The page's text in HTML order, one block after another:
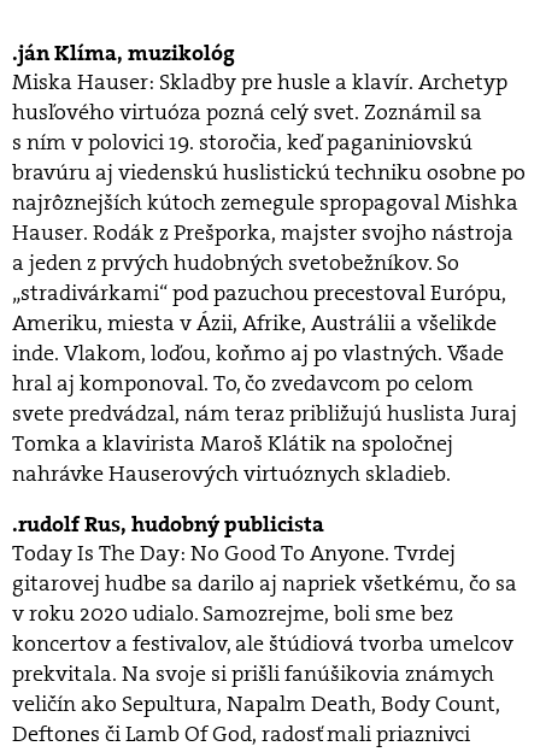
ján Klíma, muzikológ
Miska Hauser: Skladby pre husle a klavír. Archetyp
hus­ľového virtuóza pozná celý svet. Zoznámil sa
s ním v polovici 19. storočia, keď paganiniovskú
bravúru aj viedenskú huslistickú techniku osobne po
najrôznejších kútoch zemegule spropagoval Mishka
Hauser. Rodák z Prešporka, majster svojho nástroja
a jeden z prvých hudobných svetobežníkov. So
„stradivárkami“ pod pazuchou precestoval Európu,
Ameriku, miesta v Ázii, Afrike, Austrálii a všelikde
inde. Vlakom, loďou, koňmo aj po vlastných. Všade
hral aj komponoval. To, čo zvedavcom po celom
svete predvádzal, nám teraz približujú huslista Juraj
Tomka a klavirista Maroš Klátik na spoločnej
nahrávke Hauserových virtuóznych skladieb.
rudolf Rus, hudobný publicista
Today Is The Day: No Good To Anyone. Tvrdej
gitarovej hudbe sa darilo aj napriek všetkému, čo sa
v roku 2020 udialo. Samozrejme, boli sme bez
koncertov a festivalov, ale štúdiová tvorba umelcov
prekvitala. Na svoje si prišli fanúšikovia známych
veličín ako Sepultura, Napalm Death, Body Count,
Deftones či Lamb Of God, radosť mali priaznivci